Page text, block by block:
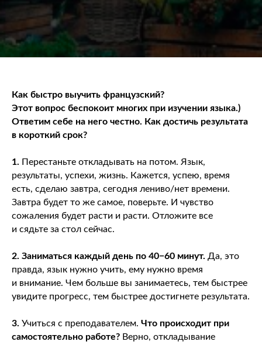
Как быстро выучить французский?
Этот вопрос беспокоит многих при изучении языка.)
Ответим себе на него честно. Как достичь результата
в короткий срок?
1. Перестаньте откладывать на потом. Язык,
результаты, успехи, жизнь. Кажется, успею, время
есть, сделаю завтра, сегодня лениво/нет времени.
Завтра будет то же самое, поверьте. И чувство
сожаления будет расти и расти. Отложите все
и сядьте за стол сейчас.
2. Заниматься каждый день по 40−60 минут. Да, это
правда, язык нужно учить, ему нужно время
и внимание. Чем больше вы занимаетесь, тем быстрее
увидите прогресс, тем быстрее достигнете результата.
3. Учиться с преподавателем. Что происходит при
самостоятельно работе? Верно, откладывание